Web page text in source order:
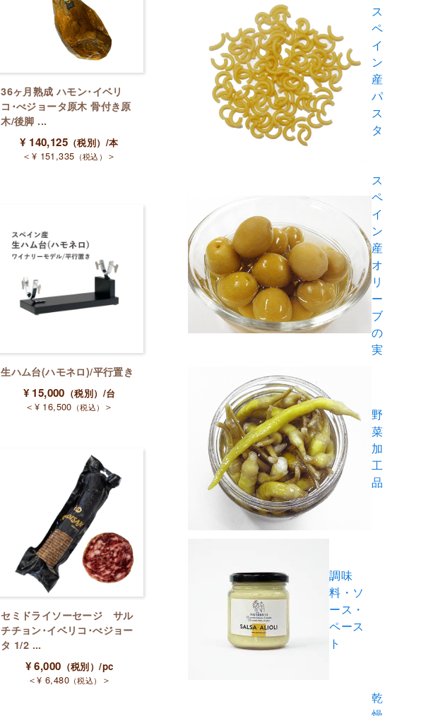
36ヶ月熟成 ハモン･イベリ
コ･べジョータ原木 骨付き原
木/後脚 ...
¥140,125 （税別） /本
＜ ¥ 151,335 （税込） ＞
生ハム台(ハモネロ)/平行置き
¥15,000 （税別） /台
＜ ¥16,500 （税込） ＞
セミドライソーセージ サル
チチョン･イベリコ･べジョー
タ 1/2 ...
¥6,000 （税別）/pc
＜¥ 6,480 （税込） ＞
ス
ペ
イ
ン
産
パ
ス
タ
ス
ペ
イ
ン
産
オ
リ
ー
ブ
の
実
野
菜
加
工
品
調味
料・ソ
ース・
ペース
ト
乾